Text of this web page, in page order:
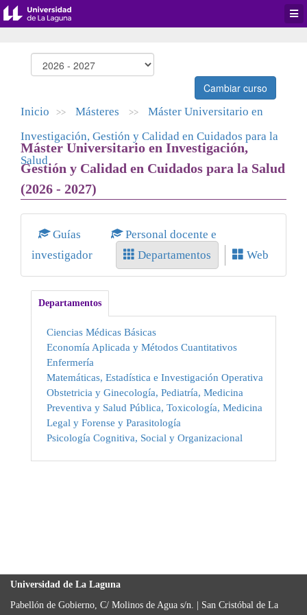
Cambiar curso
Inicio >> Másteres >>
Máster Universitario en
Investigación, Gestión y Calidad en Cuidados para la
Salud
Máster Universitario en Investigación,
Gestión y Calidad en Cuidados para la Salud
(2026 - 2027)
Guías
Personal docente e
investigador
Departamentos Web
Departamentos
Ciencias Médicas Básicas
Economía Aplicada y Métodos Cuantitativos
Enfermería
Matemáticas, Estadística e Investigación Operativa
Obstetricia y Ginecología, Pediatría, Medicina
Preventiva y Salud Pública, Toxicología, Medicina
Legal y Forense y Parasitología
Psicología Cognitiva, Social y Organizacional
Universidad de La Laguna
Pabellón de Gobierno, C/ Molinos de Agua s/n. | San Cristóbal de La